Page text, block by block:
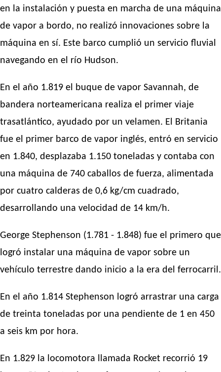
en la instalación y puesta en marcha de una máquina
de vapor a bordo, no realizó innovaciones sobre la
máquina en sí. Este barco cumplió un servicio fluvial
navegando en el río Hudson.
En el año 1.819 el buque de vapor Savannah, de
bandera norteamericana realiza el primer viaje
trasatlántico, ayudado por un velamen. El Britania
fue el primer barco de vapor inglés, entró en servicio
en 1.840, desplazaba 1.150 toneladas y contaba con
una máquina de 740 caballos de fuerza, alimentada
por cuatro calderas de 0,6 kg/cm cuadrado,
desarrollando una velocidad de 14 km/h.
George Stephenson (1.781 - 1.848) fue el primero que
logró instalar una máquina de vapor sobre un
vehículo terrestre dando inicio a la era del ferrocarril.
En el año 1.814 Stephenson logró arrastrar una carga
de treinta toneladas por una pendiente de 1 en 450
a seis km por hora.
En 1.829 la locomotora llamada Rocket recorrió 19